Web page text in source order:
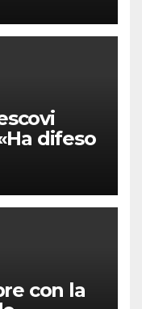
difeso
con la